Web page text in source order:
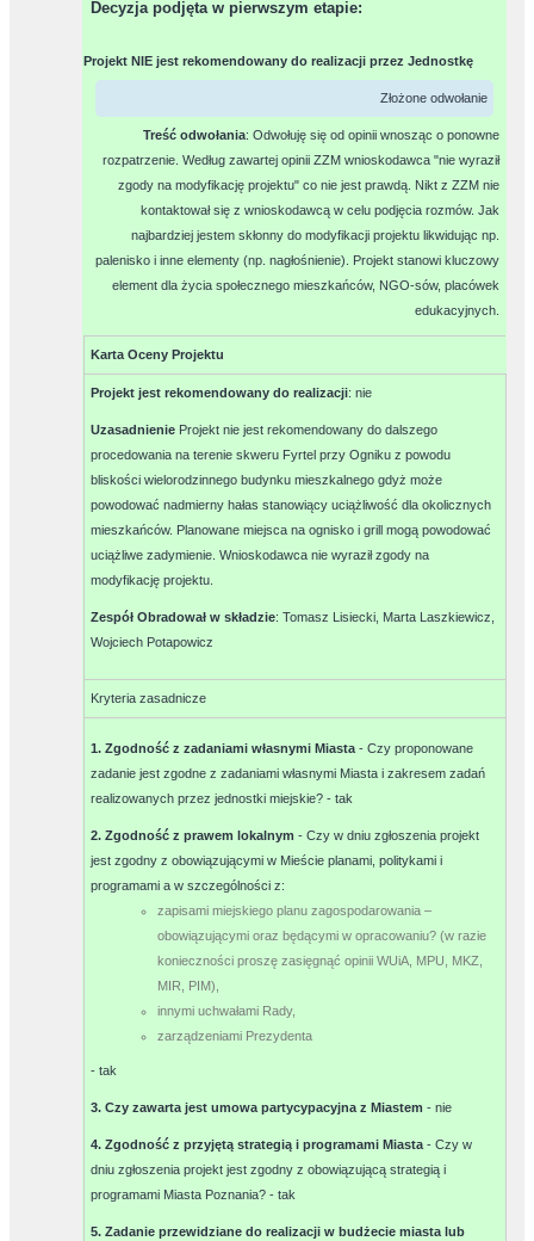
Decyzja podjęta w pierwszym etapie:
Projekt NIE jest rekomendowany do realizacji przez Jednostkę
Złożone odwołanie
Treść odwołania: Odwołuję się od opinii wnosząc o ponowne
rozpatrzenie. Według zawartej opinii ZZM wnioskodawca "nie wyraził
zgody na modyfikację projektu" co nie jest prawdą. Nikt z ZZM nie
kontaktował się z wnioskodawcą w celu podjęcia rozmów. Jak
najbardziej jestem skłonny do modyfikacji projektu likwidując np.
palenisko i inne elementy (np. nagłośnienie). Projekt stanowi kluczowy
element dla życia społecznego mieszkańców, NGO-sów, placówek
edukacyjnych.
Karta Oceny Projektu
Projekt jest rekomendowany do realizacji:nie
Uzasadnienie Projekt nie jest rekomendowany do dalszego
procedowania na terenie skweru Fyrtel przy Ogniku z powodu
bliskości wielorodzinnego budynku mieszkalnego gdyż może
powodować nadmierny hałas stanowiący uciążliwość dla okolicznych
mieszkańców. Planowane miejsca na ognisko i grill mogą powodować
uciążliwe zadymienie. Wnioskodawca nie wyraził zgody na
modyfikację projektu.
Zespół Obradował w składzie:Tomasz Lisiecki, Marta Laszkiewicz,
Wojciech Potapowicz
Kryteria zasadnicze
1. Zgodność z zadaniami własnymi Miasta- Czy proponowane
zadanie jest zgodne z zadaniami własnymi Miasta i zakresem zadań
realizowanych przez jednostki miejskie? -tak
2. Zgodność z prawem lokalnym- Czy w dniu zgłoszenia projekt
jest zgodny z obowiązującymi w Mieście planami, politykami i
programami a w szczególności z:
zapisami miejskiego planu zagospodarowania –
obowiązującymi oraz będącymi w opracowaniu? (w razie
konieczności proszę zasięgnąć opinii WUiA, MPU, MKZ,
MIR, PIM),
innymi uchwałami Rady,
zarządzeniami Prezydenta
-tak
3. Czy zawarta jest umowa partycypacyjna z Miastem-nie
4. Zgodność z przyjętą strategią i programami Miasta- Czy w
dniu zgłoszenia projekt jest zgodny z obowiązującą strategią i
programami Miasta Poznania? -tak
5. Zadanie przewidziane do realizacji w budżecie miasta lub